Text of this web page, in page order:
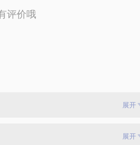
评价哦
展开
展开